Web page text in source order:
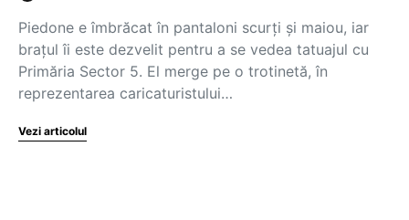
Piedone e îmbrăcat în pantaloni scurți și maiou, iar
brațul îi este dezvelit pentru a se vedea tatuajul cu
Primăria Sector 5. El merge pe o trotinetă, în
reprezentarea caricaturistului…
Vezi articolul